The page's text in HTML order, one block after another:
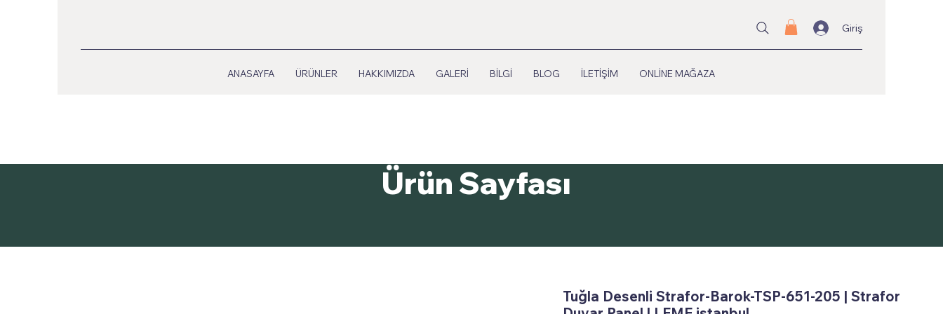
Giriş
ANASAYFA ÜRÜNLER HAKKIMIZDA GALERİ BİLGİ BLOG İLETİŞİM ONLİNE MAĞAZA
Ürün Sayfası
Tuğla Desenli Strafor-Barok-TSP-651-205 | Strafor